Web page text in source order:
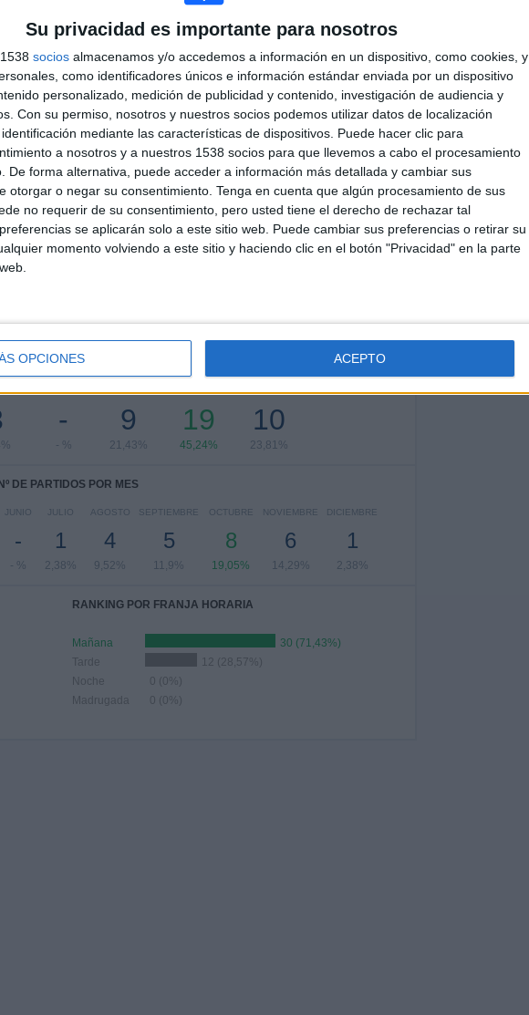
Su privacidad es importante para nosotros
socios almacenamos y/o accedemos a información en un dispositivo, como cookies, y
como identificadores únicos e información estándar enviada por un dispositivo
personalizado, medición de publicidad y contenido, investigación de audiencia y
Con su permiso, nosotros y nuestros socios podemos utilizar datos de localización
mediante las características de dispositivos. Puede hacer clic para
a nosotros y a nuestros 1538 socios para que llevemos a cabo el procesamiento
De forma alternativa, puede acceder a información más detallada y cambiar sus
otorgar o negar su consentimiento. Tenga en cuenta que algún procesamiento de sus
no requerir de su consentimiento, pero usted tiene el derecho de rechazar tal
se aplicarán solo a este sitio web. Puede cambiar sus preferencias o retirar su
momento volviendo a este sitio y haciendo clic en el botón "Privacidad" en la parte
OPCIONES ACEPTO
DE PAGO
23
RIVALES
4
VS VFV 06
Hildesheim
2
COMPETICIONES
RANKING POR COMPETICIONES
Regionalliga
41 (97,62%)
Copa de Alemania
1 (2,38%)
POR DÍA DE LA SEMANA
JUEVES
-
- %
VIERNES
9
21,43%
SÁBADO
19
45,24%
DOMINGO
10
23,81%
Nº DE PARTIDOS POR MES
JUNIO
-
- %
JULIO
1
2,38%
AGOSTO
4
9,52%
SEPTIEMBRE
5
11,9%
OCTUBRE
8
19,05%
NOVIEMBRE
6
14,29%
DICIEMBRE
1
2,38%
RANKING POR FRANJA HORARIA
Mañana
30 (71,43%)
Tarde
12 (28,57%)
Noche
0 (0%)
Madrugada
0 (0%)